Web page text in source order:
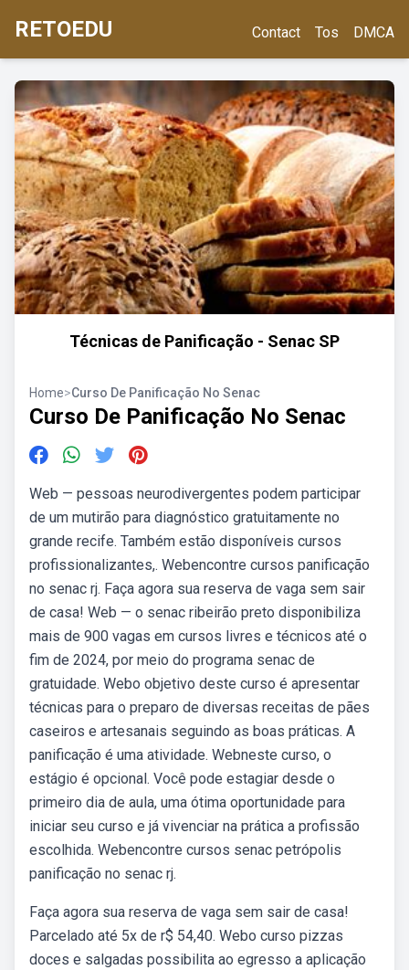
RETOEDU Contact Tos DMCA
Técnicas de Panificação - Senac SP
Home>Curso De Panificação No Senac
Curso De Panificação No Senac
Web — pessoas neurodivergentes podem participar
de um mutirão para diagnóstico gratuitamente no
grande recife. Também estão disponíveis cursos
profissionalizantes,. Webencontre cursos panificação
no senac rj. Faça agora sua reserva de vaga sem sair
de casa! Web — o senac ribeirão preto disponibiliza
mais de 900 vagas em cursos livres e técnicos até o
fim de 2024, por meio do programa senac de
gratuidade. Webo objetivo deste curso é apresentar
técnicas para o preparo de diversas receitas de pães
caseiros e artesanais seguindo as boas práticas. A
panificação é uma atividade. Webneste curso, o
estágio é opcional. Você pode estagiar desde o
primeiro dia de aula, uma ótima oportunidade para
iniciar seu curso e já vivenciar na prática a profissão
escolhida. Webencontre cursos senac petrópolis
panificação no senac rj.
Faça agora sua reserva de vaga sem sair de casa!
Parcelado até 5x de r$ 54,40. Webo curso pizzas
doces e salgadas possibilita ao egresso a aplicação